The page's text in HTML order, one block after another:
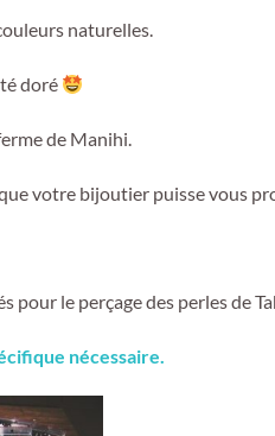
naturelles.
doré
de Manihi.
votre bijoutier puisse vous
le perçage des perles de
nécessaire.